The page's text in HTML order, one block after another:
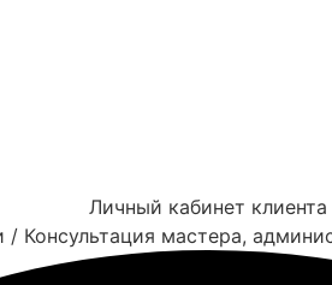
Личный кабинет клиента
Консультация мастера,